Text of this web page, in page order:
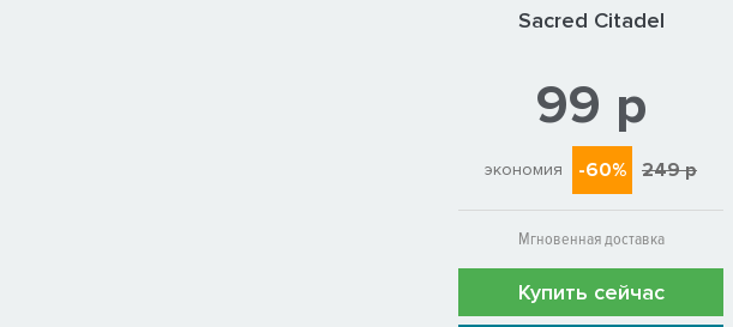
Sacred Citadel
99 р
экономия -60% 249 р
Мгновенная доставка
Купить сейчас